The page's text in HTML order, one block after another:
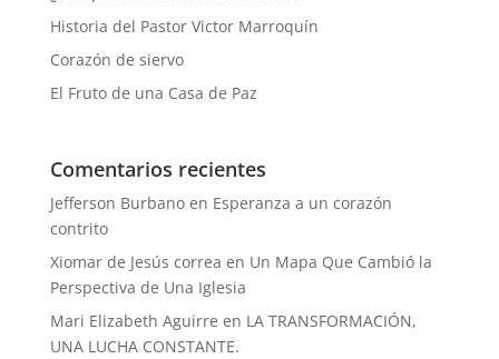
Historia del Pastor Victor Marroquín
Corazón de siervo
El Fruto de una Casa de Paz
Comentarios recientes
Jefferson Burbanoen Esperanza a un corazón
contrito
Xiomar de Jesús correa en Un Mapa Que Cambió la
Perspectiva de Una Iglesia
Mari Elizabeth Aguirre en LA TRANSFORMACIÓN,
UNA LUCHA CONSTANTE.